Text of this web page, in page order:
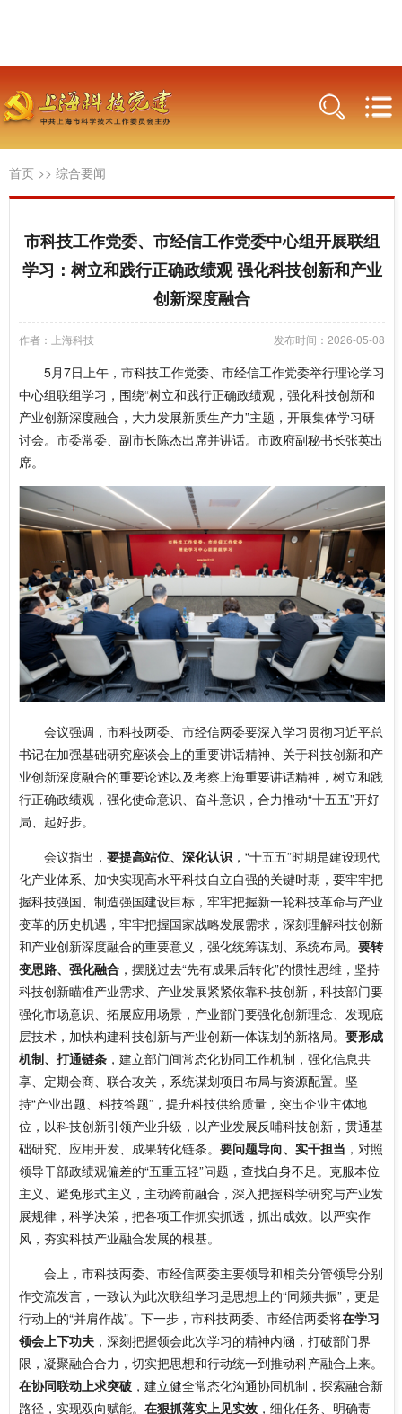
首页 >> 综合要闻
市科技工作党委、市经信工作党委中心组开展联组
学习：树立和践行正确政绩观 强化科技创新和产业
创新深度融合
作者：上海科技 发布时间：2026-05-08
5月7日上午，市科技工作党委、市经信工作党委举行理论学习
中心组联组学习，围绕“树立和践行正确政绩观，强化科技创新和
产业创新深度融合，大力发展新质生产力”主题，开展集体学习研
讨会。市委常委、副市长陈杰出席并讲话。市政府副秘书长张英出
席。
会议强调，市科技两委、市经信两委要深入学习贯彻习近平总
书记在加强基础研究座谈会上的重要讲话精神、关于科技创新和产
业创新深度融合的重要论述以及考察上海重要讲话精神，树立和践
行正确政绩观，强化使命意识、奋斗意识，合力推动“十五五”开好
局、起好步。
会议指出， 要提高站位、深化认识 ，“十五五”时期是建设现代
化产业体系、加快实现高水平科技自立自强的关键时期，要牢牢把
握科技强国、制造强国建设目标，牢牢把握新一轮科技革命与产业
变革的历史机遇，牢牢把握国家战略发展需求，深刻理解科技创新
和产业创新深度融合的重要意义，强化统筹谋划、系统布局。 要转
变思路、强化融合 ，摆脱过去“先有成果后转化”的惯性思维，坚持
科技创新瞄准产业需求、产业发展紧紧依靠科技创新，科技部门要
强化市场意识、拓展应用场景，产业部门要强化创新理念、发现底
层技术，加快构建科技创新与产业创新一体谋划的新格局。 要形成
机制、打通链条 ，建立部门间常态化协同工作机制，强化信息共
享、定期会商、联合攻关，系统谋划项目布局与资源配置。坚
持“产业出题、科技答题”，提升科技供给质量，突出企业主体地
位，以科技创新引领产业升级，以产业发展反哺科技创新，贯通基
础研究、应用开发、成果转化链条。 要问题导向、实干担当 ，对照
领导干部政绩观偏差的“五重五轻”问题，查找自身不足。克服本位
主义、避免形式主义，主动跨前融合，深入把握科学研究与产业发
展规律，科学决策，把各项工作抓实抓透，抓出成效。以严实作
风，夯实科技产业融合发展的根基。
会上，市科技两委、市经信两委主要领导和相关分管领导分别
作交流发言，一致认为此次联组学习是思想上的“同频共振”，更是
行动上的“并肩作战”。下一步，市科技两委、市经信两委将在学习
领会上下功夫 ，深刻把握领会此次学习的精神内涵，打破部门界
限，凝聚融合合力，切实把思想和行动统一到推动科产融合上来。
在协同联动上求突破 ，建立健全常态化沟通协同机制，探索融合新
路径，实现双向赋能。 在狠抓落实上见实效 ，细化任务、明确责